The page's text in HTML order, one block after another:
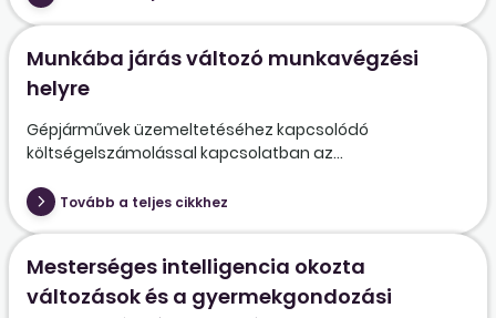
Munkába járás változó munkavégzési
helyre
Gépjárművek üzemeltetéséhez kapcsolódó
költségelszámolással kapcsolatban az...
Tovább a teljes cikkhez
Mesterséges intelligencia okozta
változások és a gyermekgondozási